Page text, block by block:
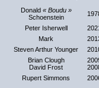
Donald « Boudu »
Schoenstein
Peter Isherwell
Mark
Steven Arthur Younger
Brian Clough
David Frost
Rupert Simmons